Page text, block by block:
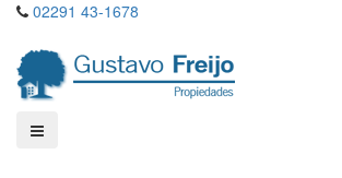
02291 43-1678